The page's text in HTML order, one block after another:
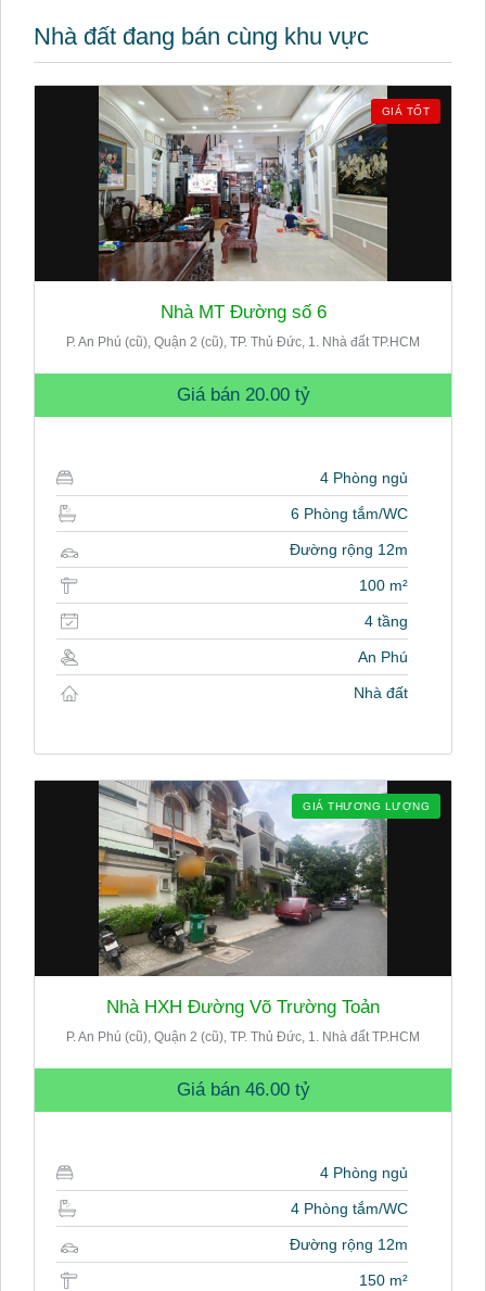
Nhà đất đang bán cùng khu vực
GIÁ TỐT
Nhà MT Đường số 6
P. An Phú (cũ), Quận 2 (cũ), TP. Thủ Đức, 1. Nhà đất TP.HCM
Giá bán 20.00 tỷ
4 Phòng ngủ
6 Phòng tắm/WC
Đường rộng 12m
100 m²
4 tầng
An Phú
Nhà đất
GIÁ THƯƠNG LƯỢNG
Nhà HXH Đường Võ Trường Toản
P. An Phú (cũ), Quận 2 (cũ), TP. Thủ Đức, 1. Nhà đất TP.HCM
Giá bán 46.00 tỷ
4 Phòng ngủ
4 Phòng tắm/WC
Đường rộng 12m
150 m²